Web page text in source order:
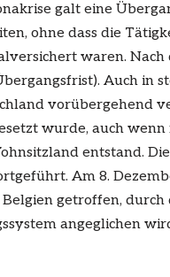
galt eine
ohne dass die
waren.
Auch in
vorübergehend
wurde, auch wenn
entstand.
Am 8.
getroffen, durch
angeglichen